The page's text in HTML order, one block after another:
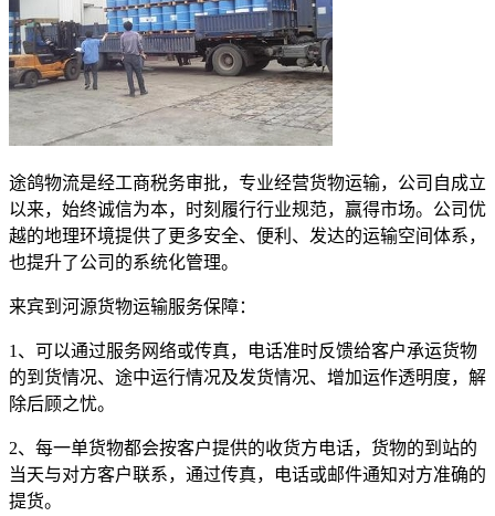
途鸽物流是经工商税务审批，专业经营货物运输，公司自成立
以来，始终诚信为本，时刻履行行业规范，赢得市场。公司优
越的地理环境提供了更多安全、便利、发达的运输空间体系，
也提升了公司的系统化管理。
来宾到河源货物运输服务保障：
1 、可以通过服务网络或传真，电话准时反馈给客户承运货物
的到货情况、途中运行情况及发货情况、增加运作透明度，解
除后顾之忧。
2、每一单货物都会按客户提供的收货方电话，货物的到站的
当天与对方客户联系，通过传真，电话或邮件通知对方准确的
提货。